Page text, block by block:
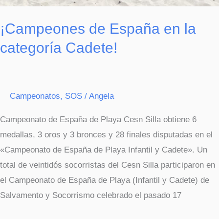
¡Campeones de España en la
categoría Cadete!
Campeonatos, SOS / Angela
Campeonato de España de Playa Cesn Silla obtiene 6
medallas, 3 oros y 3 bronces y 28 finales disputadas en el
«Campeonato de España de Playa Infantil y Cadete». Un
total de veintidós socorristas del Cesn Silla participaron en
el Campeonato de España de Playa (Infantil y Cadete) de
Salvamento y Socorrismo celebrado el pasado 17